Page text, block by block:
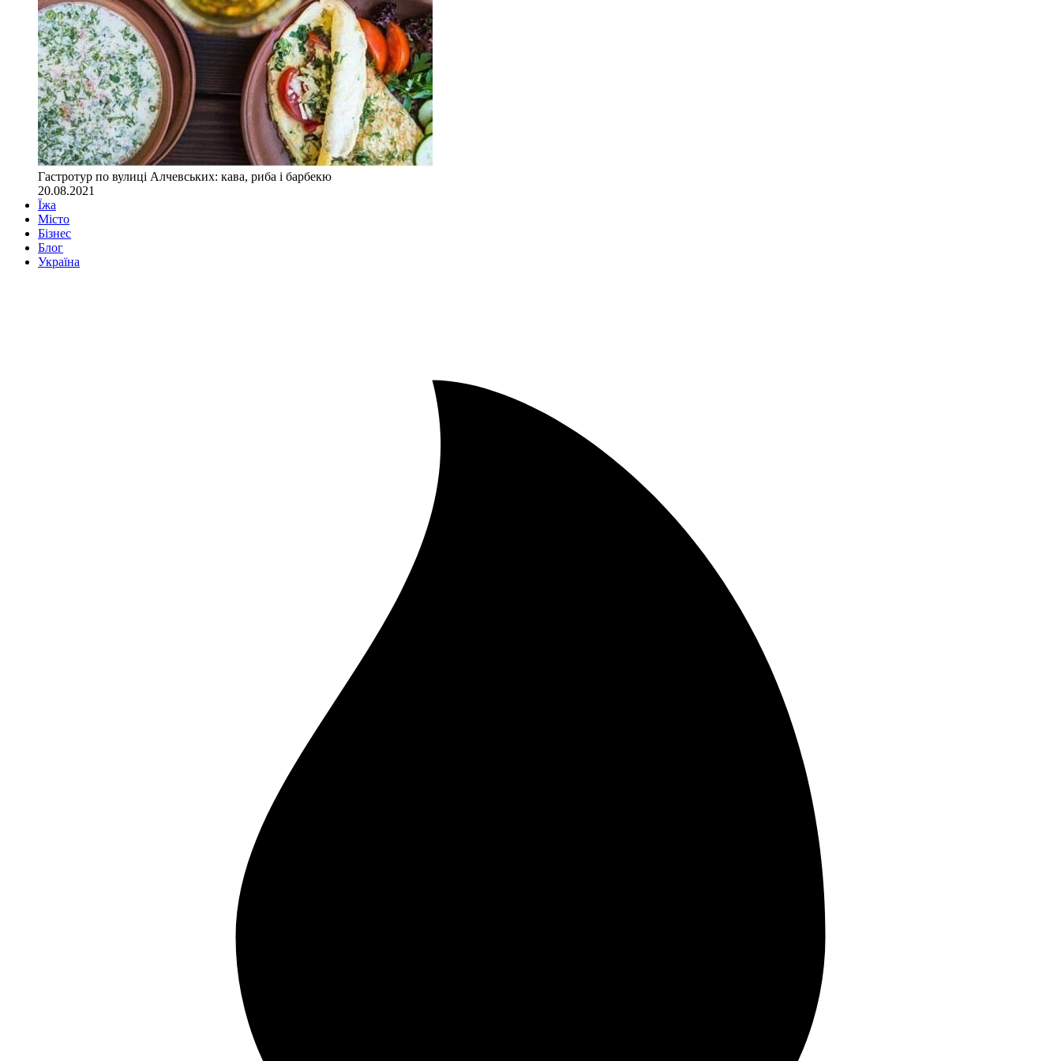
Гастротур по вулиці Алчевських: кава, риба і барбекю
20.08.2021
Їжа
Місто
Бізнес
Блог
Україна